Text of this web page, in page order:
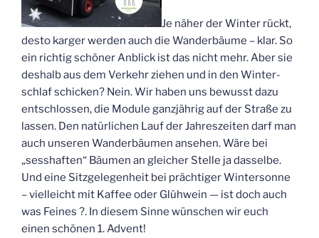
Je näher der Win­ter rückt,
des­to kar­ger wer­den auch die Wan­der­bäu­me – klar. So
ein rich­tig schö­ner Anblick ist das nicht mehr. Aber sie
des­halb aus dem Ver­kehr zie­hen und in den Win­ter­
schlaf schi­cken? Nein. Wir haben uns bewusst dazu
ent­schlos­sen, die Modu­le ganz­jäh­rig auf der Stra­ße zu
las­sen. Den natür­li­chen Lauf der Jah­res­zei­ten darf man
auch unse­ren Wan­der­bäu­men anse­hen. Wäre bei
„sess­haf­ten“ Bäu­men an glei­cher Stel­le ja das­sel­be.
Und eine Sitz­ge­le­gen­heit bei präch­ti­ger Win­ter­son­ne
– viel­leicht mit Kaf­fee oder Glüh­wein — ist doch auch
was Fei­nes ?. In die­sem Sin­ne wün­schen wir euch
einen schö­nen 1. Advent!